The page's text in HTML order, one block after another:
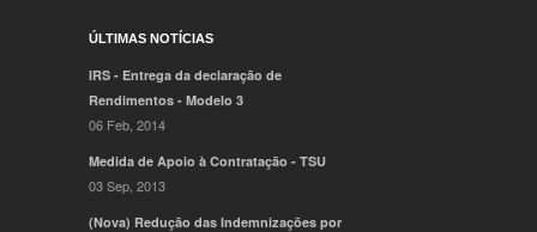
ÚLTIMAS NOTÍCIAS
IRS - Entrega da declaração de
Rendimentos - Modelo 3
06 Feb, 2014
Medida de Apoio à Contratação - TSU
03 Sep, 2013
(Nova) Redução das Indemnizações por